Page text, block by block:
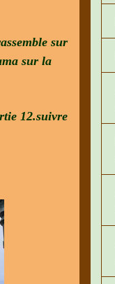
sur
sur la
12.suivre